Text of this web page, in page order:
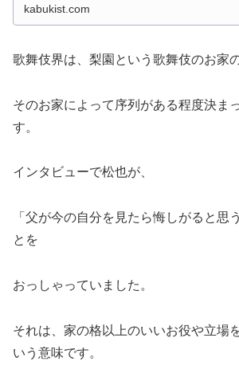
kabukist.com
歌舞伎界は、梨園という歌舞伎のお家
そのお家によって序列がある程度決ま
す。
インタビューで松也が、
「父が今の自分を見たら悔しがると思
とを
おっしゃっていました。
それは、家の格以上のいいお役や立場
いう意味です。